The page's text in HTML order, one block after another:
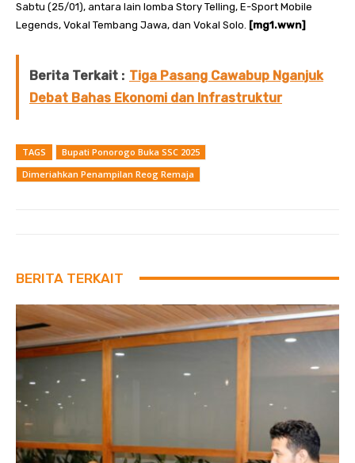
Sabtu (25/01), antara lain lomba Story Telling, E-Sport Mobile
Legends, Vokal Tembang Jawa, dan Vokal Solo. [mg1.wwn]
Berita Terkait : Tiga Pasang Cawabup Nganjuk
Debat Bahas Ekonomi dan Infrastruktur
TAGS
Bupati Ponorogo Buka SSC 2025
Dimeriahkan Penampilan Reog Remaja
BERITA TERKAIT